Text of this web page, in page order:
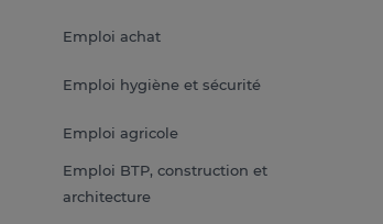
Emploi achat
Emploi hygiène et sécurité
Emploi agricole
Emploi BTP, construction et
architecture